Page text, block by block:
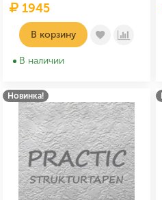
1945
В корзину
В наличии
Новинка!